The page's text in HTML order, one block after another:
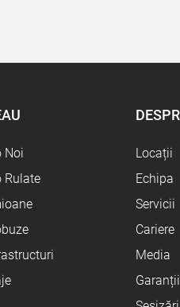
Noi
Rulate
Locații
Echipa
Servicii
Cariere
Media
Garanții